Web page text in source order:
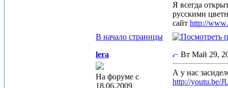
Я всегда
русскими
сайт http://
В начало страницы
lera
На форуме с
18.06.2009
Вт Май 29,
А у нас
http://youtu.be/